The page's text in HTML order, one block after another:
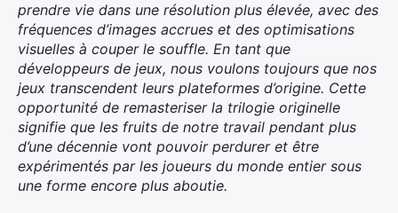
prendre vie dans une résolution plus élevée, avec des
fréquences d’images accrues et des optimisations
visuelles à couper le souffle. En tant que
développeurs de jeux, nous voulons toujours que nos
jeux transcendent leurs plateformes d’origine. Cette
opportunité de remasteriser la trilogie originelle
signifie que les fruits de notre travail pendant plus
d’une décennie vont pouvoir perdurer et être
expérimentés par les joueurs du monde entier sous
une forme encore plus aboutie.